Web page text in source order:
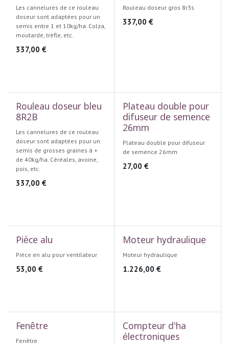
Les cannelures de ce rouleau
doseur sont adaptées pour un
semis entre 1 et 10kg/ha. Colza,
moutarde, trèfle, etc.
337,00 €
Rouleau doseur gros 8r3s
337,00 €
Rouleau doseur bleu
8R2B
Les cannelures de ce rouleau
doseur sont adaptées pour un
semis de grosses graines à +
de 40kg/ha. Céréales, avoine,
pois, etc.
337,00 €
Plateau double pour
difuseur de semence
26mm
Plateau double pour difuseur
de semence 26mm
27,00 €
Pièce alu
Pièce en alu pour ventilateur
53,00 €
Moteur hydraulique
Moteur hydraulique
1.226,00 €
Fenêtre
Fenêtre
Compteur d'ha
électroniques